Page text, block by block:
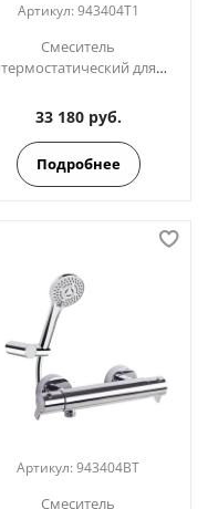
Артикул: 943404T1
Смеситель
термостатический для
комплектом BLAUTHERM
943404T1
33 180 руб.
Подробнее
Артикул:943404BT
Смеситель